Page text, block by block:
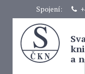
Spojení:
a